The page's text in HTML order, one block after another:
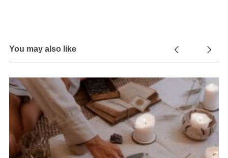
You may also like